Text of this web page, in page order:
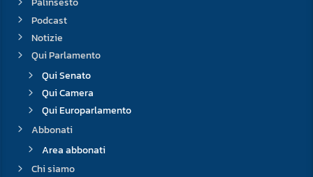
Podcast
Notizie
Qui Parlamento
Qui Senato
Qui Camera
Qui Europarlamento
Abbonati
Area abbonati
Chi siamo